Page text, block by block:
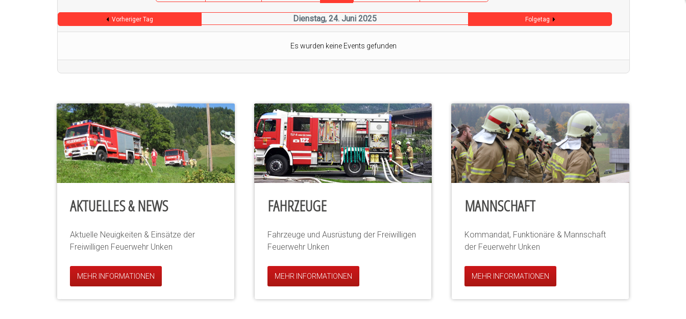
Vorheriger Tag Dienstag, 24. Juni 2025 Folgetag
Es wurden keine Events gefunden
AKTUELLES & NEWS
Aktuelle Neuigkeiten & Einsätze der
Freiwilligen Feuerwehr Unken
MEHR INFORMATIONEN
FAHRZEUGE
Fahrzeuge und Ausrüstung der Freiwilligen
Feuerwehr Unken
MEHR INFORMATIONEN
MANNSCHAFT
Kommandat, Funktionäre & Mannschaft
der Feuerwehr Unken
MEHR INFORMATIONEN